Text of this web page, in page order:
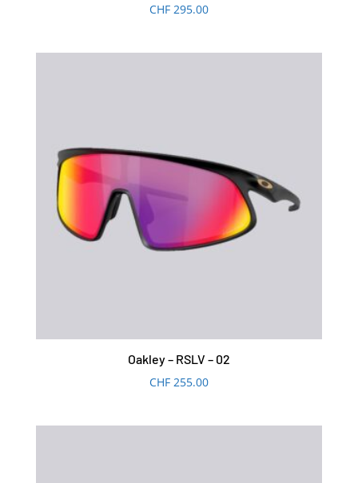
CHF295.00
Oakley – RSLV – 02
CHF255.00